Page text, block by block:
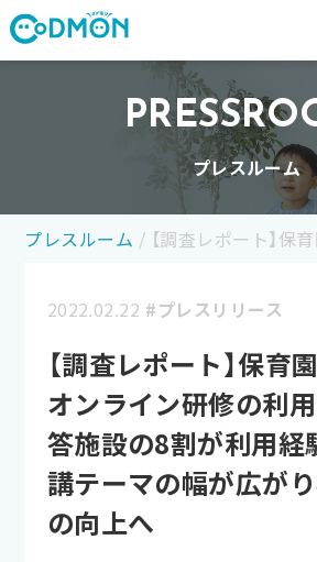
プレスルーム
プレスルーム / 【調査レポート】
2022.02.22 #プレスリリース
【調査レポート】保育
オンライン研修の利
答施設の8割が利用
講テーマの幅が広が
の向上へ